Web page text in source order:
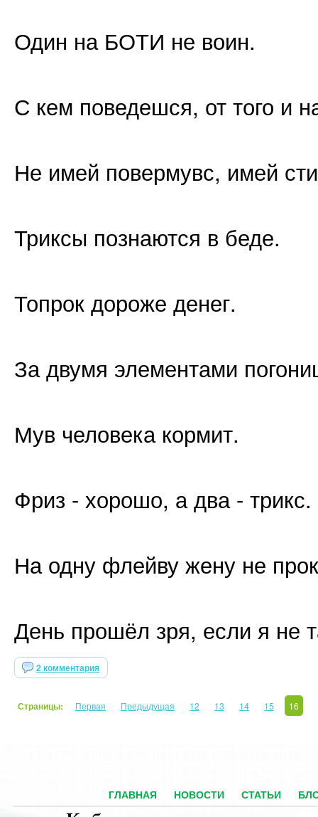
Один на БОТИ не воин.
С кем поведешся, от того и
Не имей повермувс, имей
Триксы познаются в беде.
Топрок дороже денег.
За двумя элементами
Мув человека кормит.
Фриз - хорошо, а два - трикс.
На одну флейву жену не
День прошёл зря, если я не
2 комментария
Страницы: Первая Предыдущая 12 13 14 15 16
ГЛАВНАЯ НОВОСТИ СТАТЬИ